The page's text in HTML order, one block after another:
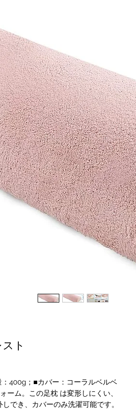
ト
：400g；■カバー：コーラルベルベ
ーム。この足枕 は変形しにくい、
でき、カバーのみ洗濯可能です。